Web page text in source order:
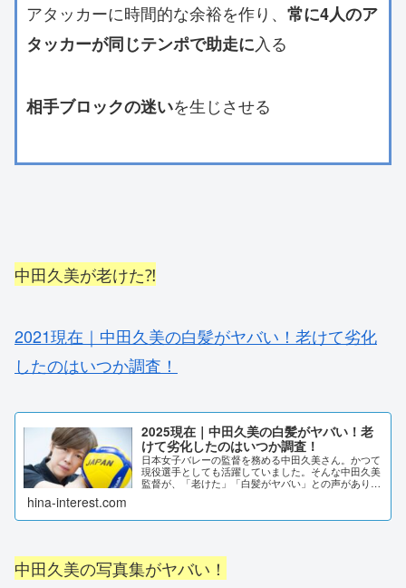
アタッカーに時間的な余裕を作り、 常に4人のア
タッカーが同じテンポで助走に入る
相手ブロックの迷いを生じさせる
中田久美が老けた⁈
2021現在｜中田久美の白髪がヤバい！老けて劣化
したのはいつか調査！
2025現在｜中田久美の白髪がヤバい！老
けて劣化したのはいつか調査！
日本女子バレーの監督を務める中田久美さん。かつて
現役選手としても活躍していました。そんな中田久美
監督が、「老けた」「白髪がヤバい」との声がありま
す。いつ頃から白髪が目立ち始めたのでしょうか？若
hina-interest.com
中田久美の写真集がヤバい！